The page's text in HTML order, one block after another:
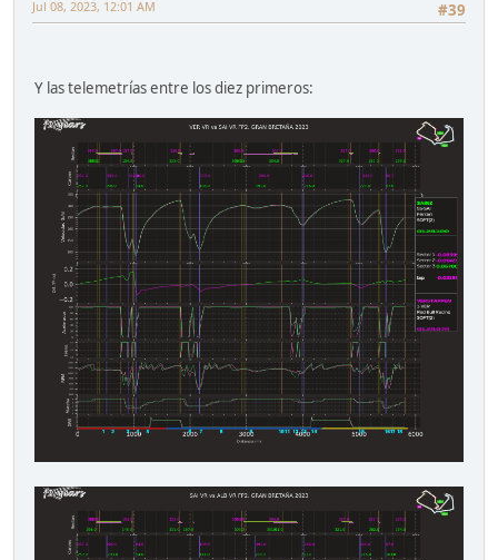
#39
Jul 08, 2023, 12:01 AM
Y las telemetrías entre los diez primeros: